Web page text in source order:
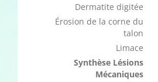
Dermatite digitée
Érosion de la corne du
talon
Limace
Synthèse Lésions
Mécaniques